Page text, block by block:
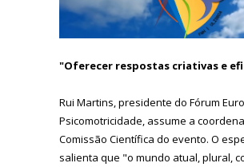
"Oferecer respostas criativas e
Rui Martins, presidente do Fórum
Psicomotricidade, assume a
Comissão Científica do evento. O
salienta que "o mundo atual, plural,